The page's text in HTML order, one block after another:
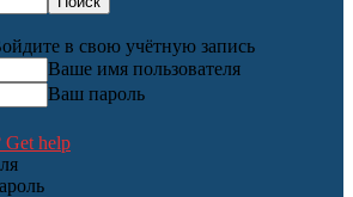
в свою учётную запись
Ваше имя пользователя
Ваш пароль
Get help